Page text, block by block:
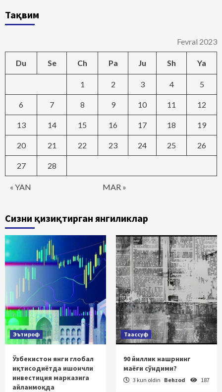
Тақвим
Fevral 2023
Du Se Ch Pa Ju Sh Ya
« YAN MAR »
1 2 3 4 5
6 7 8 9 10 11 12
13 14 15 16 17 18 19
20 21 22 23 24 25 26
27 28
Сизни қизиқтирган янгиликлар
Эътироф
Ўзбекистон янги глобал
иқтисодиётда ишончли
инвестиция марказига
айланмоқда
Таассуф
90 йиллик нашрнинг
маёғи сўндими?
3 kun oldin Behzod 187